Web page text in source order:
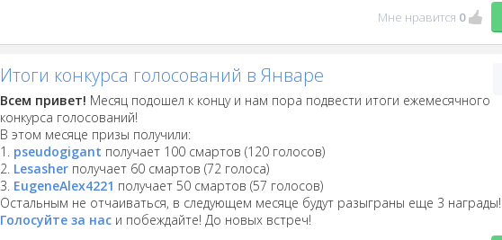
Мне нравится 0
Итоги конкурса голосований в Январе
Всем привет! Месяц подошел к концу и нам пора подвести итоги ежемесячного
конкурса голосований!
В этом месяце призы получили:
1. pseudogigant получает 100 смартов (120 голосов)
2. Lesasher получает 60 смартов (72 голоса)
3. EugeneAlex4221 получает 50 смартов (57 голосов)
Остальным не отчаиваться, в следующем месяце будут разыграны еще 3 награды!
Голосуйте за нас и побеждайте! До новых встреч!